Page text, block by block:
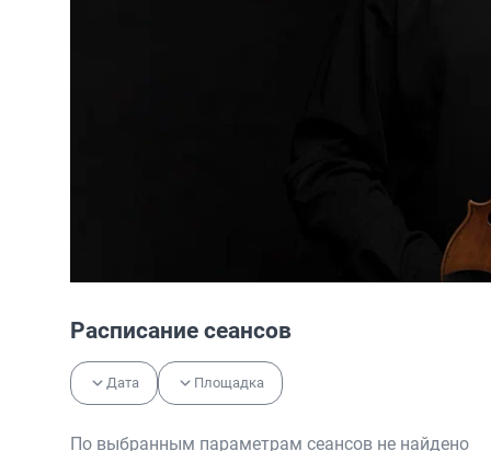
Расписание сеансов
Дата Площадка
По выбранным параметрам сеансов не найдено